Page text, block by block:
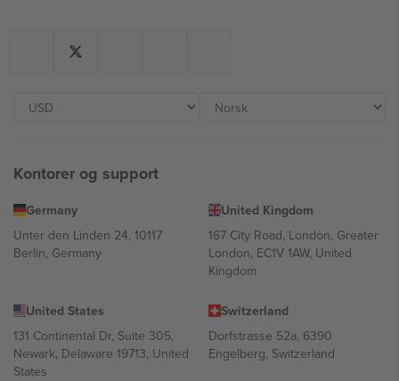
Kontorer og support
Germany
Unter den Linden 24, 10117
Berlin, Germany
United Kingdom
167 City Road, London, Greater
London, EC1V 1AW, United
Kingdom
United States
131 Continental Dr, Suite 305,
Newark, Delaware 19713, United
States
Switzerland
Dorfstrasse 52a, 6390
Engelberg, Switzerland